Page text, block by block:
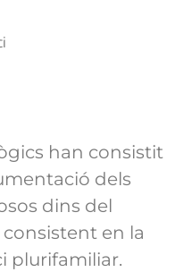
han consistit
dels
dins del
en la
plurifamiliar.